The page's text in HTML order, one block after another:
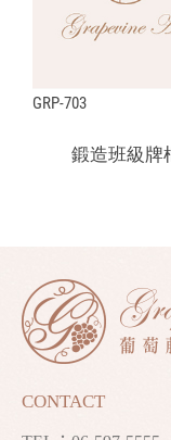
GRP-703
鍛造班級牌
CONTACT